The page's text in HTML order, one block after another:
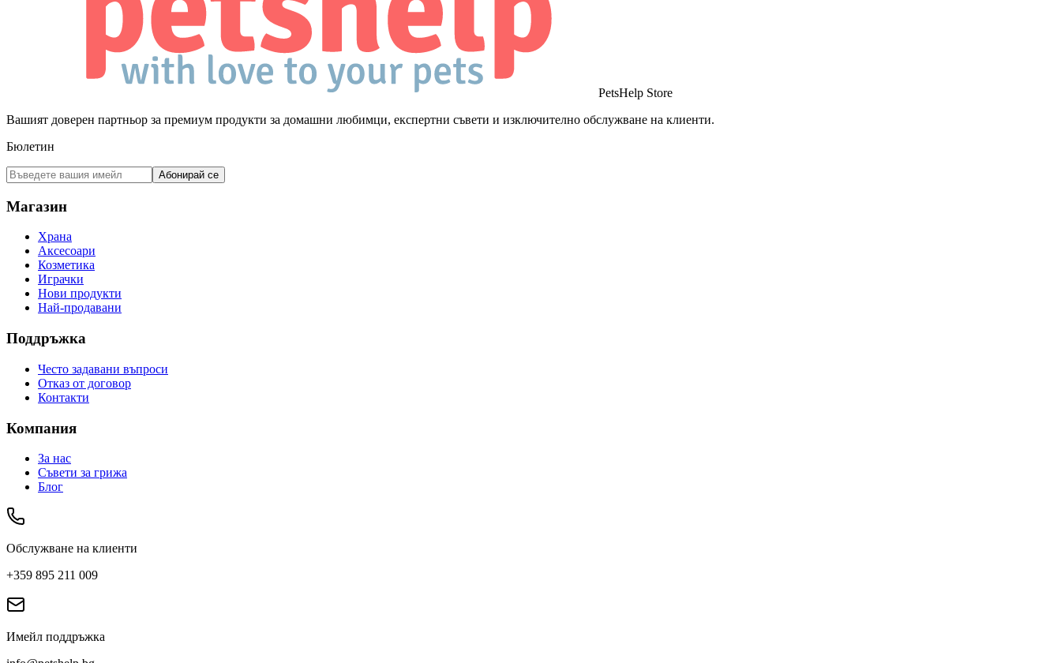
PetsHelp Store
Вашият доверен партньор за премиум продукти за домашни любимци, експертни съвети и изключително обслужване на клиенти.
Бюлетин
Абонирай се
Магазин
Храна
Аксесоари
Козметика
Играчки
Нови продукти
Най-продавани
Поддръжка
Често задавани въпроси
Отказ от договор
Контакти
Компания
За нас
Съвети за грижа
Блог
Обслужване на клиенти
+359 895 211 009
Имейл поддръжка